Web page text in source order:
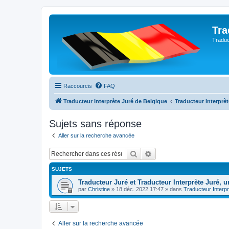
Raccourcis FAQ
Traducteur Interprète Juré de Belgique Traducteur
Sujets sans réponse
Aller sur la recherche avancée
Rechercher
SUJETS
Traducteur Juré et Traducteur Interprète Juré,
par Christine » 18 déc. 2022 17:47 » dans Traducteur
Aller sur la recherche avancée